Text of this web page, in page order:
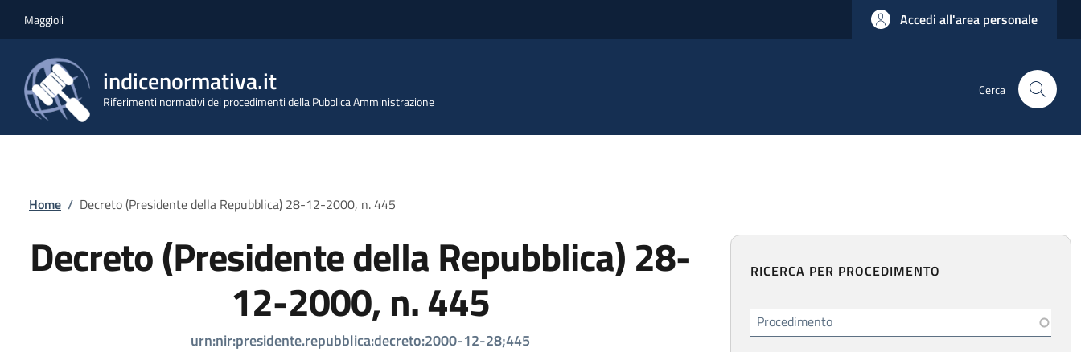
Maggioli Accedi all'area personale
indicenormativa.it
Riferimenti normativi dei procedimenti della Pubblica Amministrazione
Cerca
Briciole di pane
Home / Decreto (Presidente della Repubblica) 28-12-2000, n. 445
Decreto (Presidente della Repubblica) 28-
12-2000, n. 445
urn:nir:presidente.repubblica:decreto:2000-12-28;445
RICERCA PER PROCEDIMENTO
Procedimento